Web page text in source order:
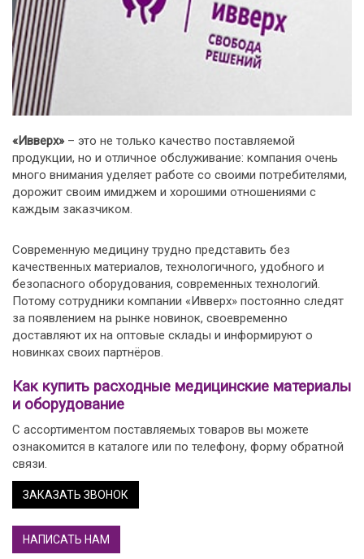
«Ивверх»– это не только качество поставляемой
продукции, но и отличное обслуживание: компания очень
много внимания уделяет работе со своими потребителями,
дорожит своим имиджем и хорошими отношениями с
каждым заказчиком.
Современную медицину трудно представить без
качественных материалов, технологичного, удобного и
безопасного оборудования, современных технологий.
Потому сотрудники компании «Ивверх» постоянно следят
за появлением на рынке новинок, своевременно
доставляют их на оптовые склады и информируют о
новинках своих партнёров.
Как купить расходные медицинские материалы
и оборудование
С ассортиментом поставляемых товаров вы можете
ознакомится в каталоге или по телефону, форму обратной
связи.
ЗАКАЗАТЬ ЗВОНОК
НАПИСАТЬ НАМ